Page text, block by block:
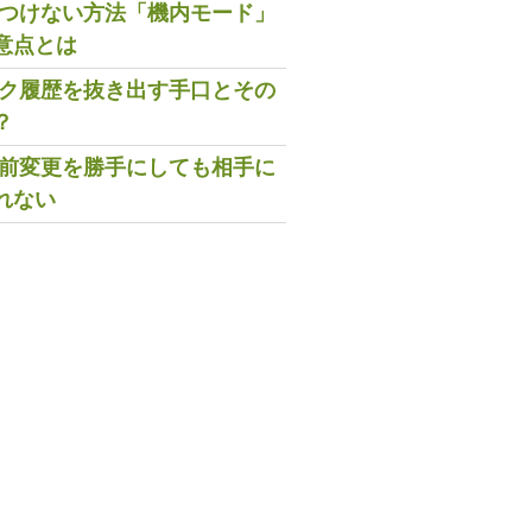
けない方法「機内モード」
点とは
履歴を抜き出す手口とその
変更を勝手にしても相手に
ない